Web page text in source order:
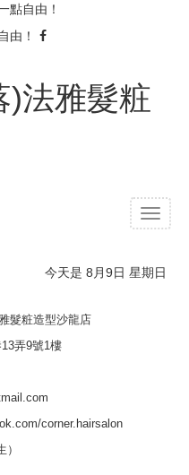
點自由！
由！
)法雅髮粧
T
o
g
今天是 8月9日 星期日
髮粧造型沙龍店
弄9號1樓
corner.hairsalon